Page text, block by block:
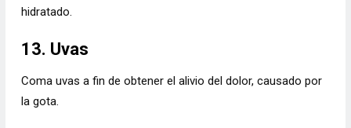
hidratado.
13. Uvas
Coma uvas a fin de obtener el alivio del dolor, causado por
la gota.